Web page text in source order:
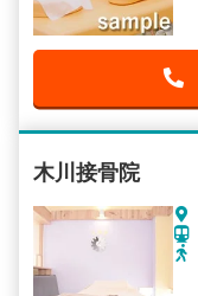
木川接骨院